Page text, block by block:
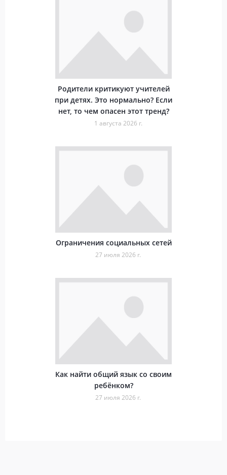
Родители критикуют учителей
при детях. Это нормально? Если
нет, то чем опасен этот тренд?
1 августа 2026 г.
Ограничения социальных сетей
27 июля 2026 г.
Как найти общий язык со своим
ребёнком?
27 июля 2026 г.